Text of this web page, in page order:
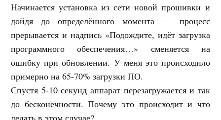
Начинается установка из сети новой прошивки и
дойдя до определённого момента — процесс
прерывается и надпись «Подождите, идёт загрузка
программного обеспечения…» сменяется на
ошибку при обновлении. У меня это происходило
примерно на 65-70% загрузки ПО.
Спустя 5-10 секунд аппарат перезагружается и так
до бесконечности. Почему это происходит и что
делать в этом случае?